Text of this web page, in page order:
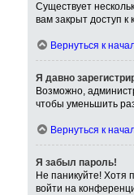
Существует
вам закрыт доступ
Вернуться к
Я давно
Возможно,
чтобы уменьшить
Вернуться к
Я забыл пароль!
Не паникуйте! Хотя
войти на